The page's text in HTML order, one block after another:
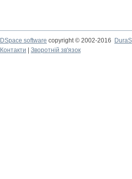
DSpace software copyright © 2002-2016
Контакти
Зворотній зв'язок